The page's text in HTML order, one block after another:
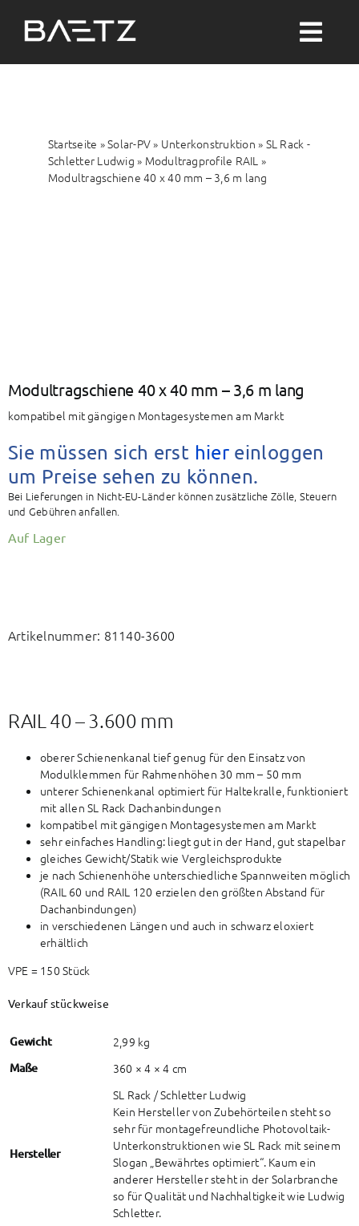
Inhalt
springen
Solar-PV
Mein Konto
Warenkorb
Startseite »Solar-PV» Unterkonstruktion » SL Rack -
Schletter Ludwig » Modultragprofile RAIL »
Modultragschiene 40 x 40 mm – 3,6 m lang
Modultragschiene 40 x 40 mm – 3,6 m lang
kompatibel mit gängigen Montagesystemen am Markt
Sie müssen sich erst hier einloggen
um Preise sehen zu können.
Bei Lieferungen in Nicht-EU-Länder können zusätzliche Zölle, Steuern
und Gebühren anfallen.
Auf Lager
Artikelnummer: 81140-3600
RAIL 40 – 3.600 mm
oberer Schienenkanal tief genug für den Einsatz von
Modulklemmen für Rahmenhöhen 30 mm – 50 mm
unterer Schienenkanal optimiert für Haltekralle, funktioniert
mit allen SL Rack Dachanbindungen
kompatibel mit gängigen Montagesystemen am Markt
sehr einfaches Handling: liegt gut in der Hand, gut stapelbar
gleiches Gewicht/Statik wie Vergleichsprodukte
je nach Schienenhöhe unterschiedliche Spannweiten möglich
(RAIL 60 und RAIL 120 erzielen den größten Abstand für
Dachanbindungen)
in verschiedenen Längen und auch in schwarz eloxiert
erhältlich
VPE = 150 Stück
Verkauf stückweise
Gewicht 2,99 kg
Maße 360 × 4 × 4 cm
Hersteller
SL Rack / Schletter Ludwig
Kein Hersteller von Zubehörteilen steht so
sehr für montagefreundliche Photovoltaik-
Unterkonstruktionen wie SL Rack mit seinem
Slogan „Bewährtes optimiert“. Kaum ein
anderer Hersteller steht in der Solarbranche
so für Qualität und Nachhaltigkeit wie Ludwig
Schletter.